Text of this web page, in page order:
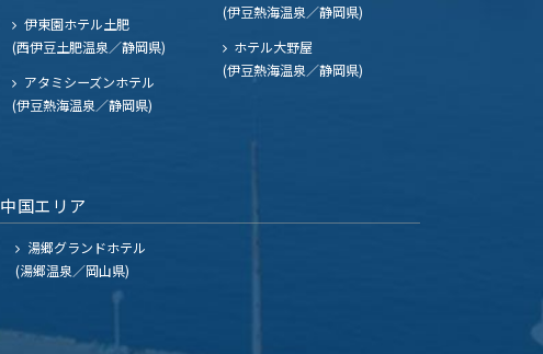
伊東園ホテル土肥
(西伊豆土肥温泉／静岡県)
(伊豆熱海温泉／静岡県)
ホテル大野屋
(伊豆熱海温泉／静岡県)
アタミシーズンホテル
(伊豆熱海温泉／静岡県)
中国エリア
湯郷グランドホテル
(湯郷温泉／岡山県)